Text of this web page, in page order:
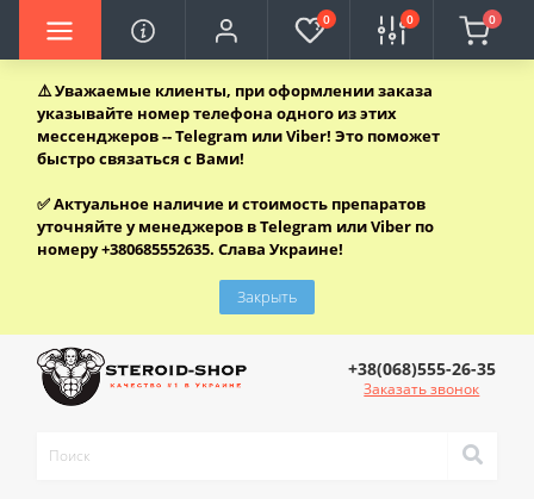
⚠️Уважаемые клиенты, при оформлении заказа
указывайте номер телефона одного из этих
мессенджеров -- Telegram или Viber! Это поможет
быстро связаться с Вами!
✅Актуальное наличие и стоимость препаратов
уточняйте у менеджеров в Telegram или Viber по
номеру +380685552635. Слава Украине!
Закрыть
0 0 0
+38(068)555-26-35
Заказать звонок